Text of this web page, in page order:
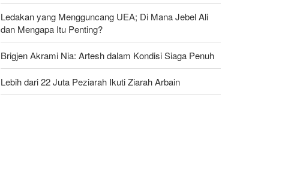
Ledakan yang Mengguncang UEA; Di Mana Jebel Ali
dan Mengapa Itu Penting?
Brigjen Akrami Nia: Artesh dalam Kondisi Siaga Penuh
Lebih dari 22 Juta Peziarah Ikuti Ziarah Arbain